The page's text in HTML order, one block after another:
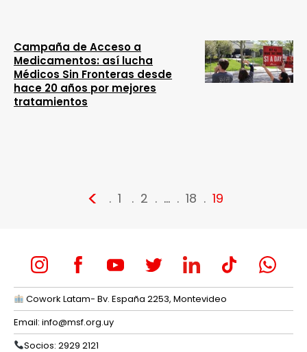
Campaña de Acceso a
Medicamentos: así lucha
Médicos Sin Fronteras desde
hace 20 años por mejores
tratamientos
< 1 2 … 18 19
Cowork Latam- Bv. España 2253, Montevideo
Email: info@msf.org.uy
Socios: 2929 2121